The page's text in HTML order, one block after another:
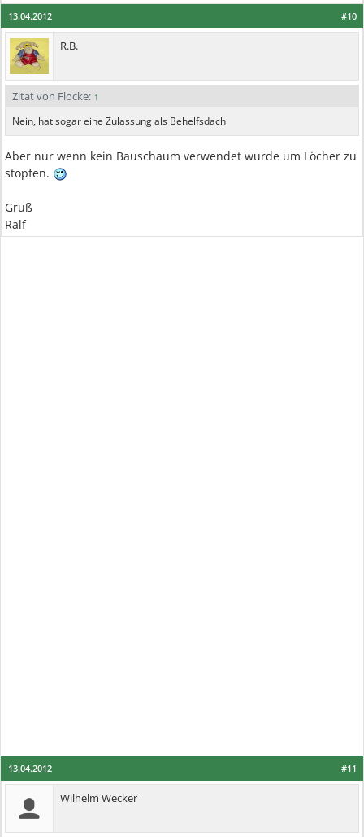
#10
13.04.2012
R.B.
Zitat von Flocke: ↑
Nein, hat sogar eine Zulassung als Behelfsdach
Aber nur wenn kein Bauschaum verwendet wurde um Löcher zu
stopfen.
Gruß
Ralf
#11
13.04.2012
Wilhelm Wecker